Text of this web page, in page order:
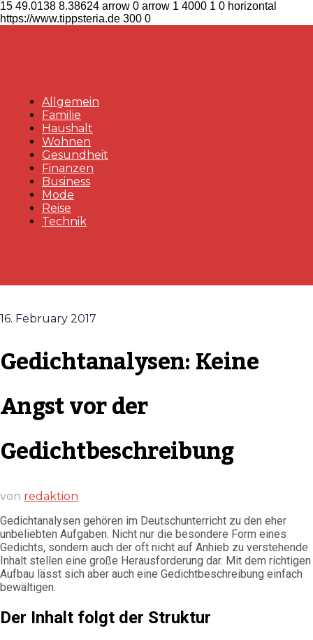
15 49.0138 8.38624 arrow 0 arrow 1 4000 1 0 horizontal
https://www.tippsteria.de 300 0
Allgemein
Familie
Haushalt
Wohnen
Gesundheit
Finanzen
Business
Mode
Reise
Technik
16. February 2017
Gedichtanalysen: Keine
Angst vor der
Gedichtbeschreibung
von redaktion
Gedichtanalysen gehören im Deutschunterricht zu den eher
unbeliebten Aufgaben. Nicht nur die besondere Form eines
Gedichts, sondern auch der oft nicht auf Anhieb zu verstehende
Inhalt stellen eine große Herausforderung dar. Mit dem richtigen
Aufbau lässt sich aber auch eine Gedichtbeschreibung einfach
bewältigen.
Der Inhalt folgt der Struktur